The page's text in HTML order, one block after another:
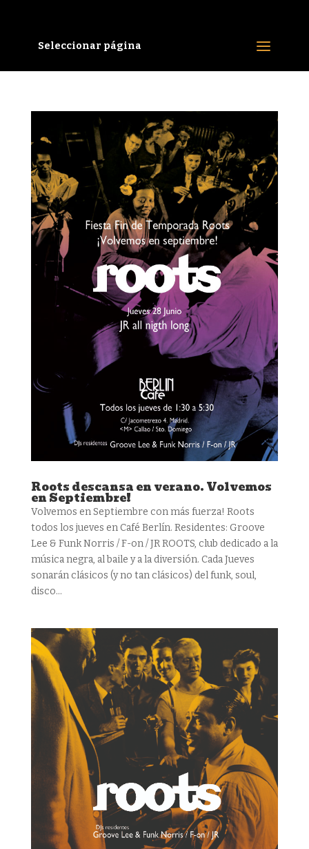
Seleccionar página
Roots descansa en verano. Volvemos
en Septiembre!
Volvemos en Septiembre con más fuerza! Roots
todos los jueves en Café Berlín. Residentes: Groove
Lee & Funk Norris / F-on / JR ROOTS, club dedicado a la
música negra, al baile y a la diversión. Cada Jueves
sonarán clásicos (y no tan clásicos) del funk, soul,
disco...